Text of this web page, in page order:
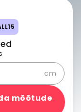
cm
mõõtude